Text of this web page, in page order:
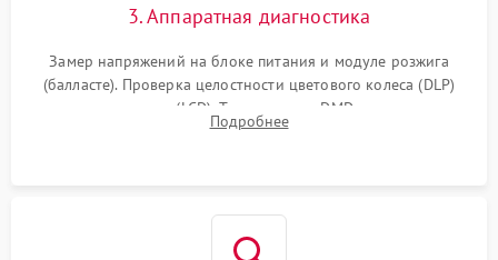
3. Аппаратная диагностика
Замер напряжений на блоке питания и модуле розжига
(балласте). Проверка целостности цветового колеса (DLP)
или поляризаторов (LCD). Тестирование DMD-чипа, датчиков
температуры и оптопар с помощью мультиметра и
Подробнее